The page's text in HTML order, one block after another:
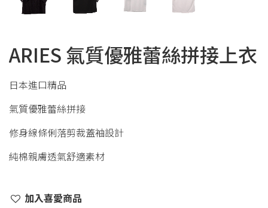
ARIES 氣質優雅蕾絲拼接上衣
日本進口精品
氣質優雅蕾絲拼接
修身線條俐落剪裁蓋袖設計
純棉親膚透氣舒適素材
加入喜愛商品